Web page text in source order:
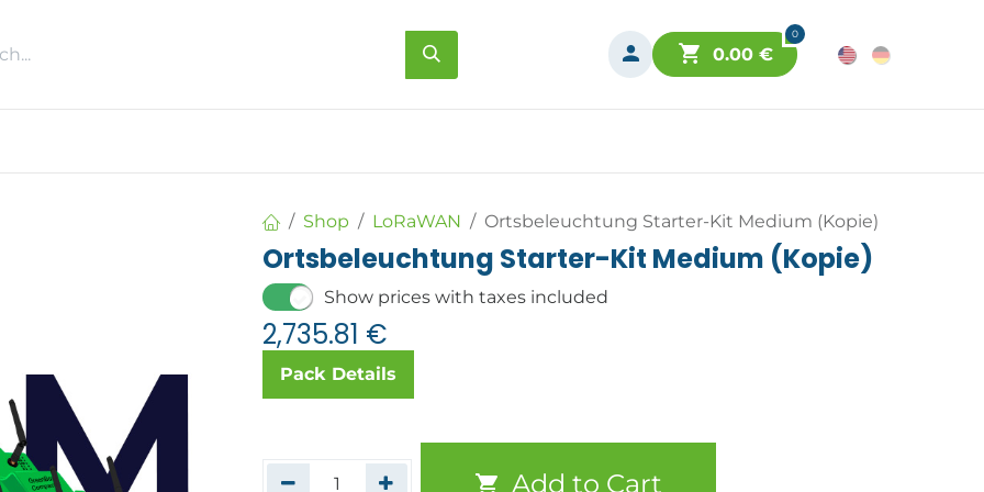
0
0.00€
Shop LoRaWAN Ortsbeleuchtung Starter-Kit Medium (Kopie)
Ortsbeleuchtung Starter-Kit Medium (Kopie)
Show prices with taxes included
2,735.81 €
Pack Details
Add to Cart